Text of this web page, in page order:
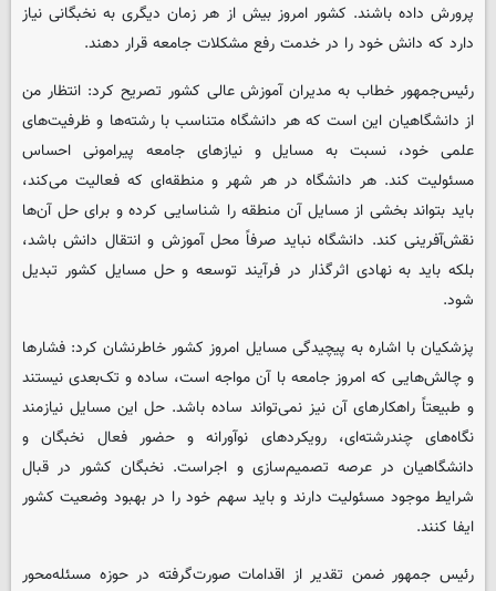
پرورش داده باشند. کشور امروز بیش از هر زمان دیگری به نخبگانی نیاز
دارد که دانش خود را در خدمت رفع مشکلات جامعه قرار دهند.
رئیس‌جمهور خطاب به مدیران آموزش عالی کشور تصریح کرد: انتظار من
از دانشگاهیان این است که هر دانشگاه متناسب با رشته‌ها و ظرفیت‌های
علمی خود، نسبت به مسایل و نیازهای جامعه پیرامونی احساس
مسئولیت کند. هر دانشگاه در هر شهر و منطقه‌ای که فعالیت می‌کند،
باید بتواند بخشی از مسایل آن منطقه را شناسایی کرده و برای حل آن‌ها
نقش‌آفرینی کند. دانشگاه نباید صرفاً محل آموزش و انتقال دانش باشد،
بلکه باید به نهادی اثرگذار در فرآیند توسعه و حل مسایل کشور تبدیل
شود.
پزشکیان با اشاره به پیچیدگی مسایل امروز کشور خاطرنشان کرد: فشارها
و چالش‌هایی که امروز جامعه با آن مواجه است، ساده و تک‌بعدی نیستند
و طبیعتاً راهکارهای آن نیز نمی‌تواند ساده باشد. حل این مسایل نیازمند
نگاه‌های چندرشته‌ای، رویکردهای نوآورانه و حضور فعال نخبگان و
دانشگاهیان در عرصه تصمیم‌سازی و اجراست. نخبگان کشور در قبال
شرایط موجود مسئولیت دارند و باید سهم خود را در بهبود وضعیت کشور
ایفا کنند.
رئیس جمهور ضمن تقدیر از اقدامات صورت‌گرفته در حوزه مسئله‌محور